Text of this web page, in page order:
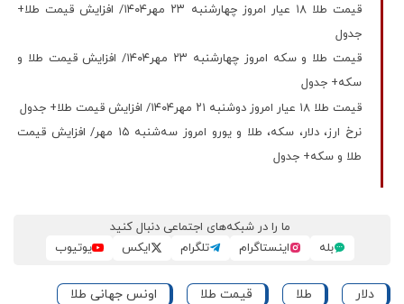
قیمت طلا ۱۸ عیار امروز چهارشنبه ۲۳ مهر۱۴۰۴/ افزایش قیمت طلا+
جدول
قیمت طلا و سکه امروز چهارشنبه ۲۳ مهر۱۴۰۴/ افزایش قیمت طلا و
سکه+ جدول
قیمت طلا ۱۸ عیار امروز دوشنبه ۲۱ مهر۱۴۰۴/ افزایش قیمت طلا+ جدول
نرخ ارز، دلار، سکه، طلا و یورو امروز سه‌شنبه ۱۵ مهر/ افزایش قیمت
طلا و سکه+ جدول
ما را در شبکه‌های اجتماعی دنبال کنید
بله
اینستاگرام تلگرام ایکس یوتیوب
دلار طلا قیمت طلا
اونس جهانی طلا